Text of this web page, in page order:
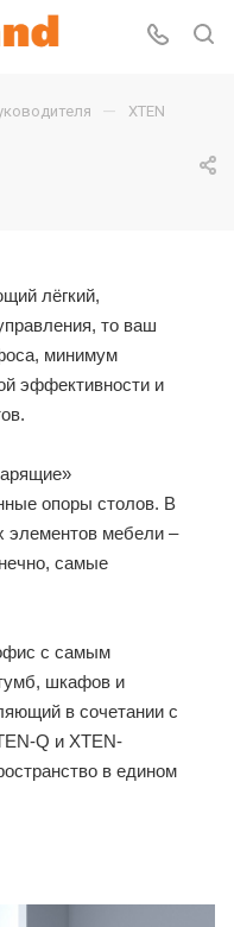
— XTEN
лёгкий,
то ваш
минимум
эффективности и
опоры столов. В
элементов мебели –
самые
с самым
шкафов и
в сочетании с
Q и XTEN-
в едином